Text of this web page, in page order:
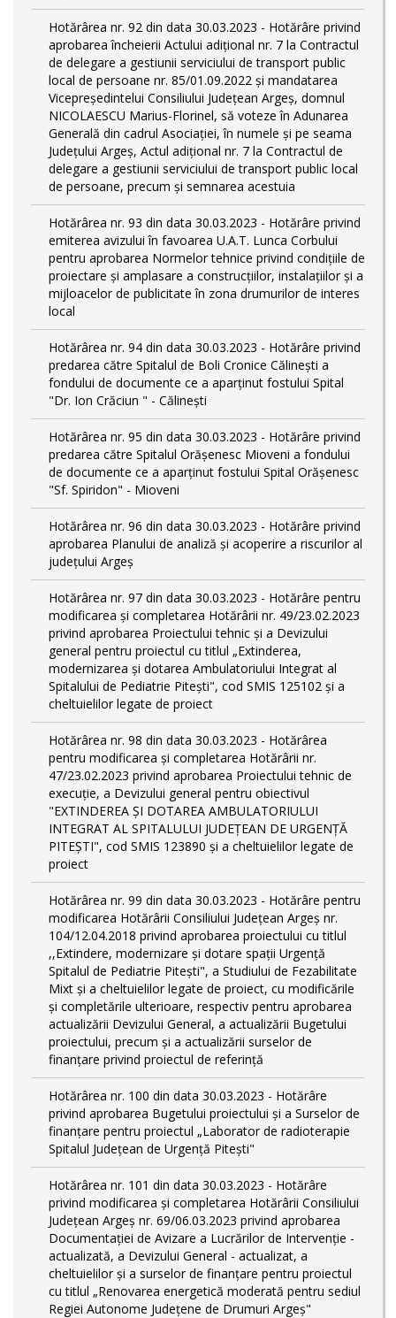
Hotărârea nr. 92 din data 30.03.2023 - Hotărâre privind
aprobarea încheierii Actului adițional nr. 7 la Contractul
de delegare a gestiunii serviciului de transport public
local de persoane nr. 85/01.09.2022 și mandatarea
Vicepreședintelui Consiliului Județean Argeș, domnul
NICOLAESCU Marius-Florinel, să voteze în Adunarea
Generală din cadrul Asociației, în numele și pe seama
Județului Argeș, Actul adițional nr. 7 la Contractul de
delegare a gestiunii serviciului de transport public local
de persoane, precum și semnarea acestuia
Hotărârea nr. 93 din data 30.03.2023 - Hotărâre privind
emiterea avizului în favoarea U.A.T. Lunca Corbului
pentru aprobarea Normelor tehnice privind condiţiile de
proiectare şi amplasare a construcţiilor, instalaţiilor şi a
mijloacelor de publicitate în zona drumurilor de interes
local
Hotărârea nr. 94 din data 30.03.2023 - Hotărâre privind
predarea către Spitalul de Boli Cronice Călinești a
fondului de documente ce a aparținut fostului Spital
"Dr. Ion Crăciun " - Călinești
Hotărârea nr. 95 din data 30.03.2023 - Hotărâre privind
predarea către Spitalul Orășenesc Mioveni a fondului
de documente ce a aparținut fostului Spital Orășenesc
"Sf. Spiridon" - Mioveni
Hotărârea nr. 96 din data 30.03.2023 - Hotărâre privind
aprobarea Planului de analiză și acoperire a riscurilor al
județului Argeș
Hotărârea nr. 97 din data 30.03.2023 - Hotărâre pentru
modificarea și completarea Hotărârii nr. 49/23.02.2023
privind aprobarea Proiectului tehnic și a Devizului
general pentru proiectul cu titlul „Extinderea,
modernizarea și dotarea Ambulatoriului Integrat al
Spitalului de Pediatrie Pitești", cod SMIS 125102 și a
cheltuielilor legate de proiect
Hotărârea nr. 98 din data 30.03.2023 - Hotărârea
pentru modificarea și completarea Hotărârii nr.
47/23.02.2023 privind aprobarea Proiectului tehnic de
execuție, a Devizului general pentru obiectivul
"EXTINDEREA ȘI DOTAREA AMBULATORIULUI
INTEGRAT AL SPITALULUI JUDEȚEAN DE URGENȚĂ
PITEȘTI", cod SMIS 123890 și a cheltuielilor legate de
proiect
Hotărârea nr. 99 din data 30.03.2023 - Hotărâre pentru
modificarea Hotărârii Consiliului Județean Argeș nr.
104/12.04.2018 privind aprobarea proiectului cu titlul
,,Extindere, modernizare și dotare spații Urgență
Spitalul de Pediatrie Pitești", a Studiului de Fezabilitate
Mixt și a cheltuielilor legate de proiect, cu modificările
și completările ulterioare, respectiv pentru aprobarea
actualizării Devizului General, a actualizării Bugetului
proiectului, precum și a actualizării surselor de
finanțare privind proiectul de referință
Hotărârea nr. 100 din data 30.03.2023 - Hotărâre
privind aprobarea Bugetului proiectului și a Surselor de
finanțare pentru proiectul „Laborator de radioterapie
Spitalul Județean de Urgență Pitești"
Hotărârea nr. 101 din data 30.03.2023 - Hotărâre
privind modificarea și completarea Hotărârii Consiliului
Județean Argeș nr. 69/06.03.2023 privind aprobarea
Documentației de Avizare a Lucrărilor de Intervenție -
actualizată, a Devizului General - actualizat, a
cheltuielilor și a surselor de finanțare pentru proiectul
cu titlul „Renovarea energetică moderată pentru sediul
Regiei Autonome Județene de Drumuri Argeș"